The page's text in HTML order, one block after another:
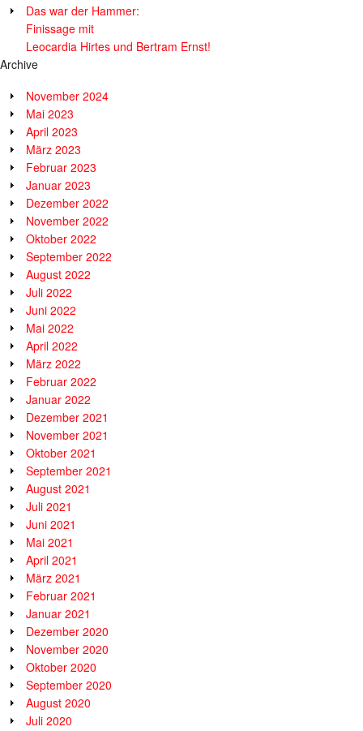
Das war der Hammer:
Finissage mit
Leocardia Hirtes und Bertram Ernst!
Archive
November 2024
Mai 2023
April 2023
März 2023
Februar 2023
Januar 2023
Dezember 2022
November 2022
Oktober 2022
September 2022
August 2022
Juli 2022
Juni 2022
Mai 2022
April 2022
März 2022
Februar 2022
Januar 2022
Dezember 2021
November 2021
Oktober 2021
September 2021
August 2021
Juli 2021
Juni 2021
Mai 2021
April 2021
März 2021
Februar 2021
Januar 2021
Dezember 2020
November 2020
Oktober 2020
September 2020
August 2020
Juli 2020